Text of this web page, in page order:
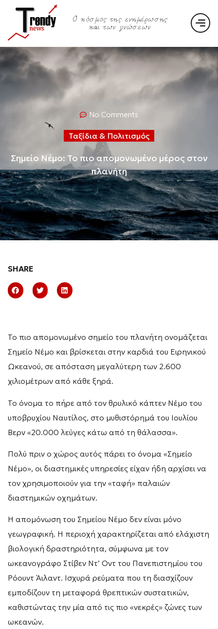
Ο κόσμος της ενημέρωσης
και των γνώσεων
No Comments
Ταξίδια & Πολιτισμός
Σημείο Νέμο: Το πιο απομονωμένο μέρος στον
πλανήτη
SHARE
Το πιο απομονωμένο σημείο του πλανήτη ονομάζεται
Σημείο Νέμο και βρίσκεται στην καρδιά του Ειρηνικού
Ωκεανού, σε απόσταση μεγαλύτερη των 2.600
χιλιομέτρων από κάθε ξηρά.
Το όνομα το πήρε από τον θρυλικό κάπτεν Νέμο του
υποβρυχίου Ναυτίλος, στο μυθιστόρημά του Ιουλίου
Βερν «20.000 λεύγες κάτω από τη θάλασσα».
Πολύ πριν ο χώρος αυτός πάρει το όνομα «Σημείο
Νέμο», οι διαστημικές υπηρεσίες είχαν ήδη αρχίσει να
τον χρησιμοποιούν για την «ταφή» παλαιών
διαστημικών οχημάτων.
Η απομόνωση του Σημείου Νέμο δεν είναι μόνο
γεωγραφική. Η περιοχή χαρακτηρίζεται από ελάχιστη
βιολογική δραστηριότητα, σύμφωνα με τον
ωκεανογράφο Στίβεν Ντ’ Οντ του Πανεπιστημίου του
Ρόουντ Άιλαντ. Ισχυρά ρεύματα που τη διασχίζουν
εμποδίζουν τη μεταφορά θρεπτικών συστατικών,
καθιστώντας την μία από τις πιο «νεκρές» ζώνες των
ωκεανών.